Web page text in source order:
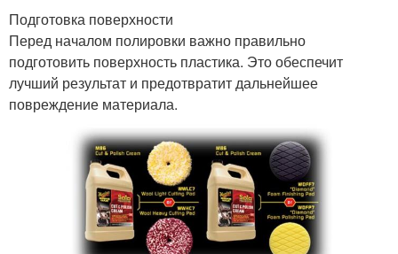
Подготовка поверхности
Перед началом полировки важно правильно
подготовить поверхность пластика. Это обеспечит
лучший результат и предотвратит дальнейшее
повреждение материала.